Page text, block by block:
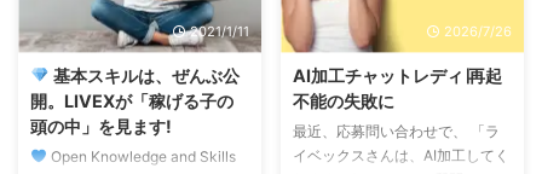
所」 であると、直感的に理解し
てしまったからです。
日本の
する男たち 日本では、残念なが
ら「チャットレディ」に対して、
男尊女卑的な偏見を持つ男性がま
だ大多数を占めています。 しか
まうと、街中で見かけるような地
味な服や、ありきたりなベビード
ーをワクワクさせる「楽しさ」が
足りません。 服は隠すための道
具ではなく、あなたの魅力を
120%に増幅させる「魔法の装
2021/1/11
基本スキルは、ぜんぶ公
開。LIVEXが「稼げる子の
頭の中」を見ます!
Open Knowledge and Skills
2026/7/26
AI加工チャットレディ∣再起
不能の失敗に
最近、応募問い合わせで、 「ラ
イベックスさんは、AI加工してく